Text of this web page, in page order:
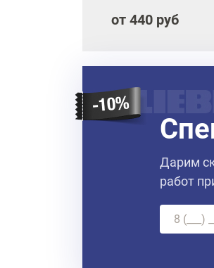
от 440 руб
Дарим
работ